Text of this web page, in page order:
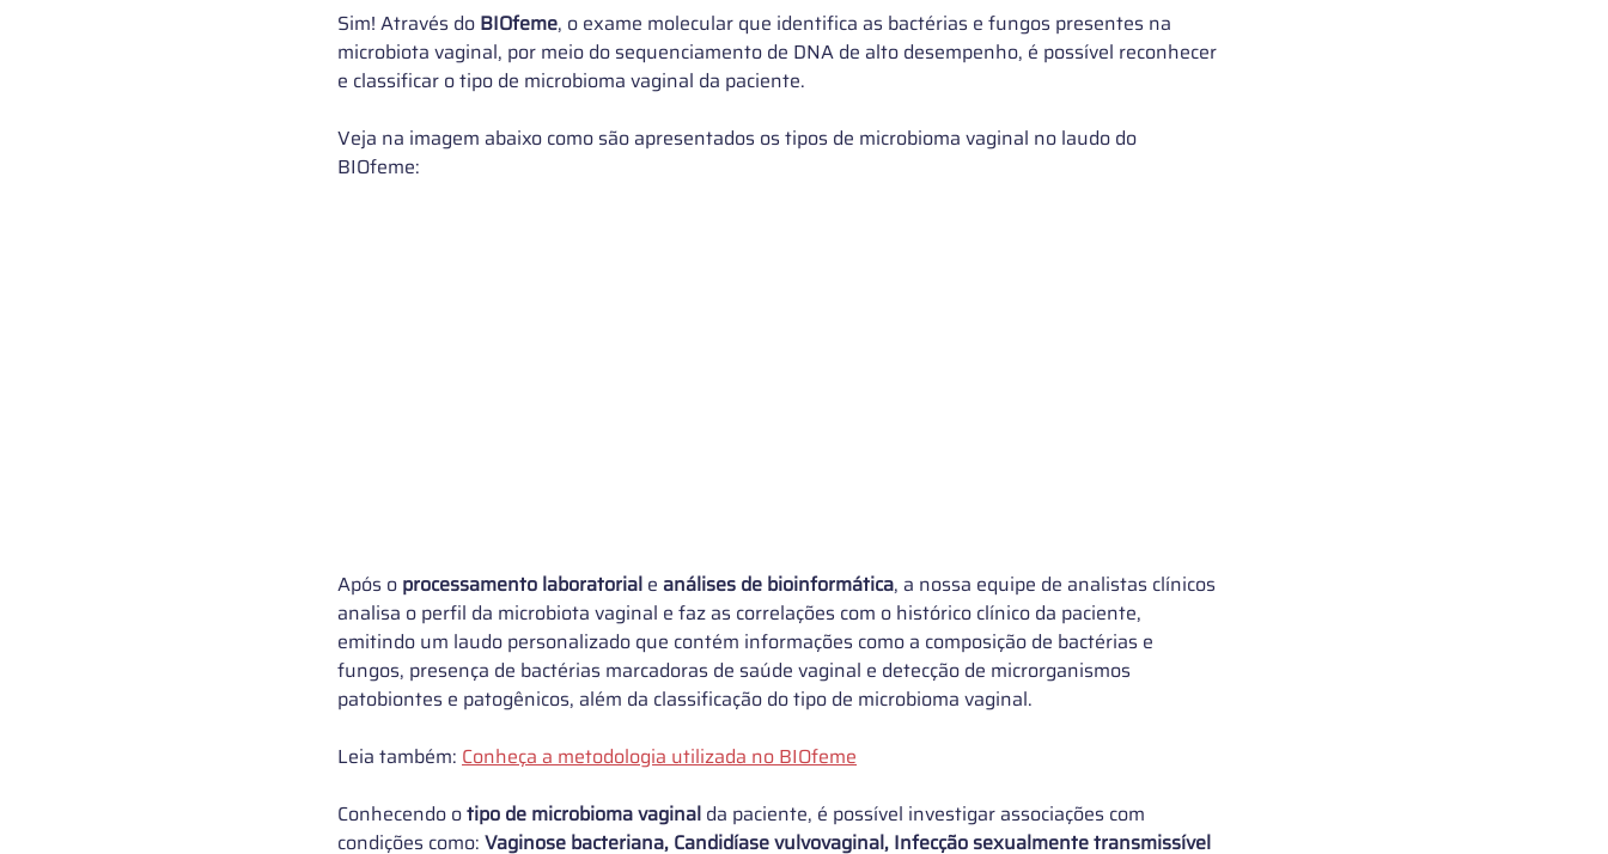
Sim! Através do BIOfeme, o exame molecular que identifica as bactérias e fungos presentes na
microbiota vaginal, por meio do sequenciamento de DNA de alto desempenho, é possível reconhecer
e classificar o tipo de microbioma vaginal da paciente.
Veja na imagem abaixo como são apresentados os tipos de microbioma vaginal no laudo do
BIOfeme:
Após o processamento laboratorial e análises de bioinformática, a nossa equipe de analistas clínicos
analisa o perfil da microbiota vaginal e faz as correlações com o histórico clínico da paciente,
emitindo um laudo personalizado que contém informações como a composição de bactérias e
fungos, presença de bactérias marcadoras de saúde vaginal e detecção de microrganismos
patobiontes e patogênicos, além da classificação do tipo de microbioma vaginal.
Leia também: Conheça a metodologia utilizada no BIOfeme
Conhecendo o tipo de microbioma vaginal da paciente, é possível investigar associações com
condições como: Vaginose bacteriana, Candidíase vulvovaginal, Infecção sexualmente transmissível